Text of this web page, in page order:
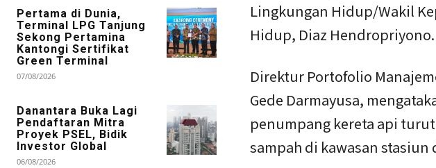
Pertama di Dunia,
Terminal LPG Tanjung
Sekong Pertamina
Kantongi Sertifikat
Green Terminal
07/08/2026
Danantara Buka Lagi
Pendaftaran Mitra
Proyek PSEL, Bidik
Investor Global
06/08/2026
Lingkungan Hidup/Wakil
Hidup, Diaz Hendropriyono.
Direktur Portofolio
Gede Darmayusa,
penumpang kereta api
sampah di kawasan